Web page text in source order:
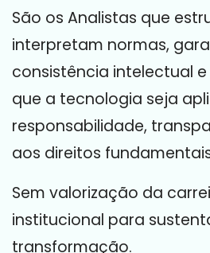
São os Analistas que
interpretam normas,
consistência intelectual
que a tecnologia seja
responsabilidade,
aos direitos
Sem valorização da
institucional para
transformação.